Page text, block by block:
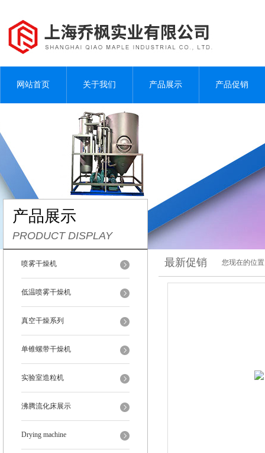
网站首页 关于我们 产品展示 产品促销
产品展示
PRODUCT DISPLAY
喷雾干燥机
低温喷雾干燥机
真空干燥系列
单锥螺带干燥机
实验室造粒机
沸腾流化床展示
Drying machine
最新促销 您现在的位